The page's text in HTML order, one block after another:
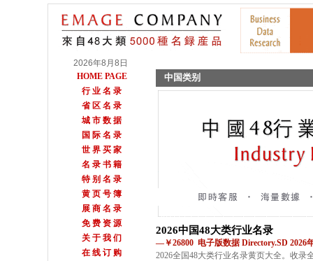
2026年8月8日
HOME PAGE
行 业 名 录
省 区 名 录
城 市 数 据
国 际 名 录
世 界 买 家
名 录 书 籍
特 别 名 录
黄 页 号 簿
展 商 名 录
免 费 资 源
关 于 我 们
在 线 订 购
中国类别
2026中国48大类行业名录
—￥26800 电子版数据 Directory.SD 2026
2026全国48大类行业名录黄页大全。收